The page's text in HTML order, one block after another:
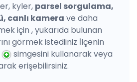
kyler, parsel sorgulama,
canlı kamera ve daha
için , yukarıda bulunan
görmek istediiniz İlçenin
simgesini kullanarak veya
erişebilirsiniz.